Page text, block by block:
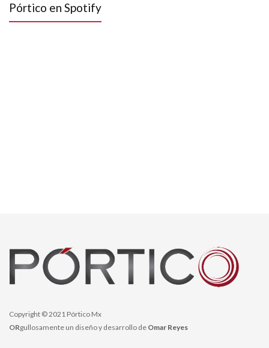
Pórtico en Spotify
Copyright © 2021 Pórtico Mx
ORgullosamente un diseño y desarrollo de Omar Reyes